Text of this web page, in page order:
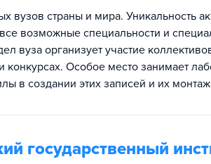
вузов страны и мира. Уникальность
возможные специальности и
вуза организует участие
конкурсах. Особое место занимает
в создании этих записей и их
государственный